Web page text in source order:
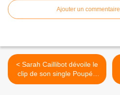
Ajouter un commentaire
< Sarah Caillibot dévoile le
clip de son single Poupée
J’T’Emmène !